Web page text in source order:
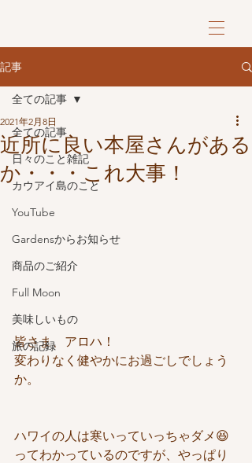
記事
全ての記事
日々のこと雑記
カウアイ島のこと
YouTube
Gardensからお知らせ
商品のご紹介
Full Moon
美味しいもの
旅の記録
全ての記事
近所に良い本屋さんがある
か・・・これ大事！
2021年2月8日
皆さま、アロハ！
変わりなく健やかにお過ごしでしょう
か。
ハワイの人は寒いっていっちゃダメ😆
ってわかっているのですが、やっぱり